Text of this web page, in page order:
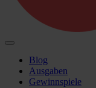
Blog
Ausgaben
Gewinnspiele